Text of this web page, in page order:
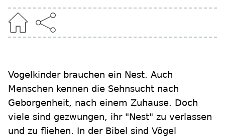
Vogelkinder brauchen ein Nest. Auch
Menschen kennen die Sehnsucht nach
Geborgenheit, nach einem Zuhause. Doch
viele sind gezwungen, ihr "Nest" zu verlassen
und zu fliehen. In der Bibel sind Vögel